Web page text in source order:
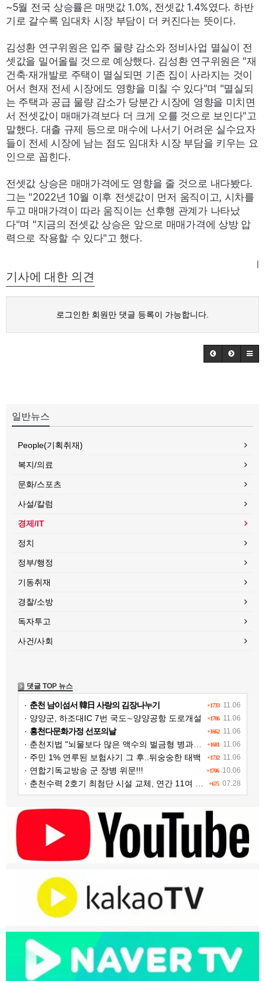
~5월 전국 상승률은 매맷값 1.0%, 전셋값 1.4%였다. 하반
기로 갈수록 임대차 시장 부담이 더 커진다는 뜻이다.
김성환 연구위원은 입주 물량 감소와 정비사업 멸실이 전
셋값을 밀어올릴 것으로 예상했다. 김성환 연구위원은 "재
건축·재개발로 주택이 멸실되면 기존 집이 사라지는 것이
어서 현재 전세 시장에도 영향을 미칠 수 있다"며 "멸실되
는 주택과 공급 물량 감소가 당분간 시장에 영향을 미치면
서 전셋값이 매매가격보다 더 크게 오를 것으로 보인다"고
말했다. 대출 규제 등으로 매수에 나서기 어려운 실수요자
들이 전세 시장에 남는 점도 임대차 시장 부담을 키우는 요
인으로 꼽힌다.
전셋값 상승은 매매가격에도 영향을 줄 것으로 내다봤다.
그는 "2022년 10월 이후 전셋값이 먼저 움직이고, 시차를
두고 매매가격이 따라 움직이는 선후행 관계가 나타났
다"며 "지금의 전셋값 상승은 앞으로 매매가격에 상방 압
력으로 작용할 수 있다"고 했다.
|
기사에 대한 의견
로그인한 회원만 댓글 등록이 가능합니다.
일반뉴스
People(기획취재)
복지/의료
문화/스포츠
사설/칼럼
경제/IT
정치
정부/행정
기동취재
경찰/소방
독자투고
사건/사회
댓글 TOP 뉴스
+1733 11.06
· 춘천 남이섬서 韓日 사랑의 김장나누기
+1706 11.06
· 양양군, 하조대IC 7번 국도∼양양공항 도로개설
+1662 11.06
· 홍천다문화가정 선포의날
+1681 11.06
· 춘천지법 "뇌물보다 많은 액수의 벌금형 병과해야"
+1732 11.06
· 주민 1% 연루된 보험사기 그 후..뒤숭숭한 태백
+1706 10.06
· 연합기독교방송 군 장병 위문!!!
+675 07.28
· 춘천수력 2호기 최첨단 시설 교체, 연간 11여 억원 수익 추가 확보